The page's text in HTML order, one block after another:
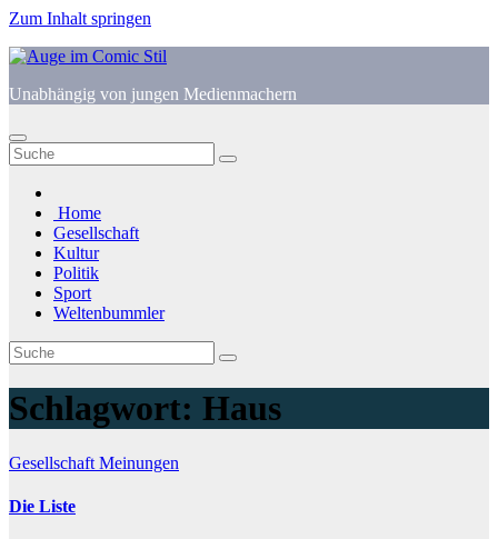
Zum Inhalt springen
Unabhängig von jungen Medienmachern
Home
Gesellschaft
Kultur
Politik
Sport
Weltenbummler
Schlagwort: Haus
Gesellschaft Meinungen
Die Liste